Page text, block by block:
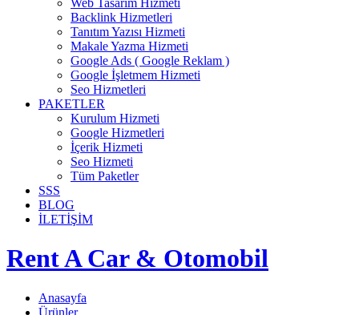
Web Tasarım Hizmeti
Backlink Hizmetleri
Tanıtım Yazısı Hizmeti
Makale Yazma Hizmeti
Google Ads ( Google Reklam )
Google İşletmem Hizmeti
Seo Hizmetleri
PAKETLER
Kurulum Hizmeti
Google Hizmetleri
İçerik Hizmeti
Seo Hizmeti
Tüm Paketler
SSS
BLOG
İLETİŞİM
Rent A Car & Otomobil
Anasayfa
Ürünler